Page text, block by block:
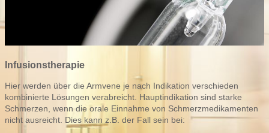
Infusionstherapie
Hier werden über die Armvene je nach Indikation verschieden
kombinierte Lösungen verabreicht. Hauptindikation sind starke
Schmerzen, wenn die orale Einnahme von Schmerzmedikamenten
nicht ausreicht. Dies kann z.B. der Fall sein bei: